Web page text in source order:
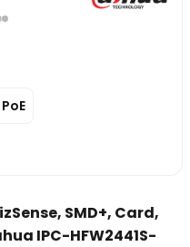
PoE
SMD+, Card,
IPC-HFW2441S-